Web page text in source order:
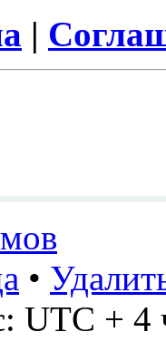
|
•
UTC + 4